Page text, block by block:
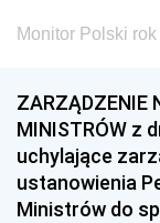
Monitor Polski
ZARZĄDZENIE
MINISTRÓW z
uchylające
ustanowienia
Ministrów do